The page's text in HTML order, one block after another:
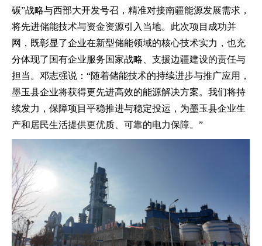
碳”战略与西部大开发号召，精准对接南疆能源发展需求，
将先进储能技术与资金资源引入当地。此次项目成功并
网，既彰显了企业在新型储能领域的核心技术实力，也充
分体现了国有企业服务国家战略、支援边疆建设的责任与
担当。邓志强说：“随着储能技术的持续进步与推广应用，
墨玉县企业将获得更先进高效的能源解决方案。我们将持
续发力，保障项目平稳推进与稳定投运，为墨玉县企业生
产和居民生活提供更优质、可靠的电力保障。”